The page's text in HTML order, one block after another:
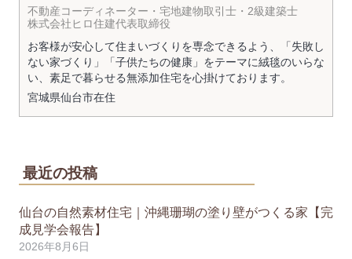
不動産コーディネーター・宅地建物取引士・2級建築士
株式会社ヒロ住建代表取締役
お客様が安心して住まいづくりを専念できるよう、「失敗し
ない家づくり」「子供たちの健康」をテーマに絨毯のいらな
い、素足で暮らせる無添加住宅を心掛けております。
宮城県仙台市在住
最近の投稿
仙台の自然素材住宅｜沖縄珊瑚の塗り壁がつくる家【完
成見学会報告】
2026年8月6日